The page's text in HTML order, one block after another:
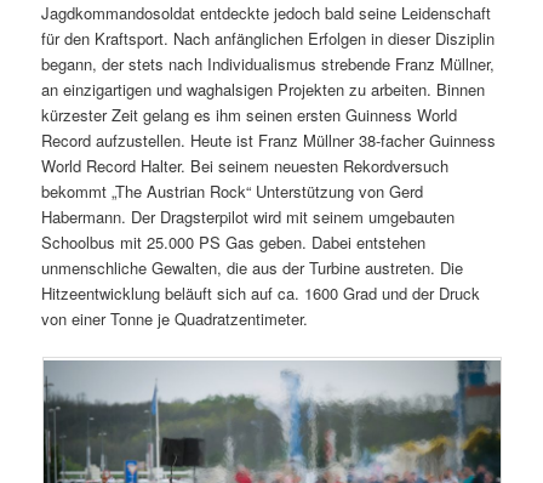
Jagdkommandosoldat entdeckte jedoch bald seine Leidenschaft
für den Kraftsport. Nach anfänglichen Erfolgen in dieser Disziplin
begann, der stets nach Individualismus strebende Franz Müllner,
an einzigartigen und waghalsigen Projekten zu arbeiten. Binnen
kürzester Zeit gelang es ihm seinen ersten Guinness World
Record aufzustellen. Heute ist Franz Müllner 38-facher Guinness
World Record Halter. Bei seinem neuesten Rekordversuch
bekommt „The Austrian Rock“ Unterstützung von Gerd
Habermann. Der Dragsterpilot wird mit seinem umgebauten
Schoolbus mit 25.000 PS Gas geben. Dabei entstehen
unmenschliche Gewalten, die aus der Turbine austreten. Die
Hitzeentwicklung beläuft sich auf ca. 1600 Grad und der Druck
von einer Tonne je Quadratzentimeter.